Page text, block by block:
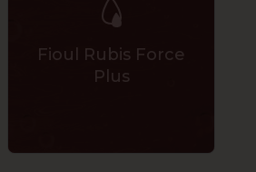
Fioul Rubis Force
Plus